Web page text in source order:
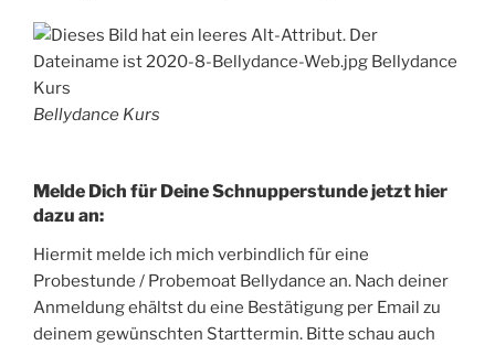
Bellydance Kurs
Melde Dich für Deine Schnupperstunde jetzt hier
dazu an:
Hiermit melde ich mich verbindlich für eine
Probestunde / Probemoat Bellydance an. Nach deiner
Anmeldung ehältst du eine Bestätigung per Email zu
deinem gewünschten Starttermin. Bitte schau auch